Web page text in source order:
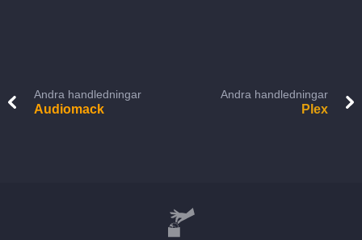
Andra handledningar
Audiomack
Andra handledningar
Plex